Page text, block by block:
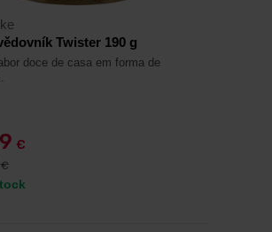
Twister 190 g
doce de casa em forma de
€
€